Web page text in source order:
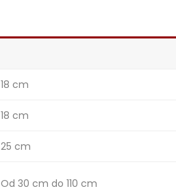
18 cm
18 cm
25 cm
Od 30 cm do 110 cm